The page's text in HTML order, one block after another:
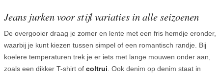
Jeans jurken voor stijl variaties in alle seizoenen
De overgooier draag je zomer en lente met een fris hemdje eronder,
waarbij je kunt kiezen tussen simpel of een romantisch randje. Bij
koelere temperaturen trek je er iets met lange mouwen onder aan,
zoals een dikker T-shirt of coltrui . Ook denim op denim staat in